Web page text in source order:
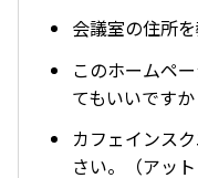
会議室の住所を
このホームペ
てもいいですか
カフェインス
さい。（アッ